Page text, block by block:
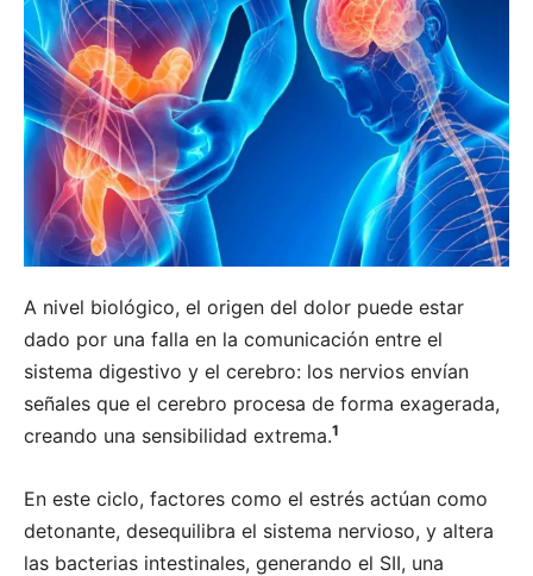
A nivel biológico, el origen del dolor puede estar
dado por una falla en la comunicación entre el
sistema digestivo y el cerebro: los nervios envían
señales que el cerebro procesa de forma exagerada,
creando una sensibilidad extrema.1
En este ciclo, factores como el estrés actúan como
detonante, desequilibra el sistema nervioso, y altera
las bacterias intestinales, generando el SII, una